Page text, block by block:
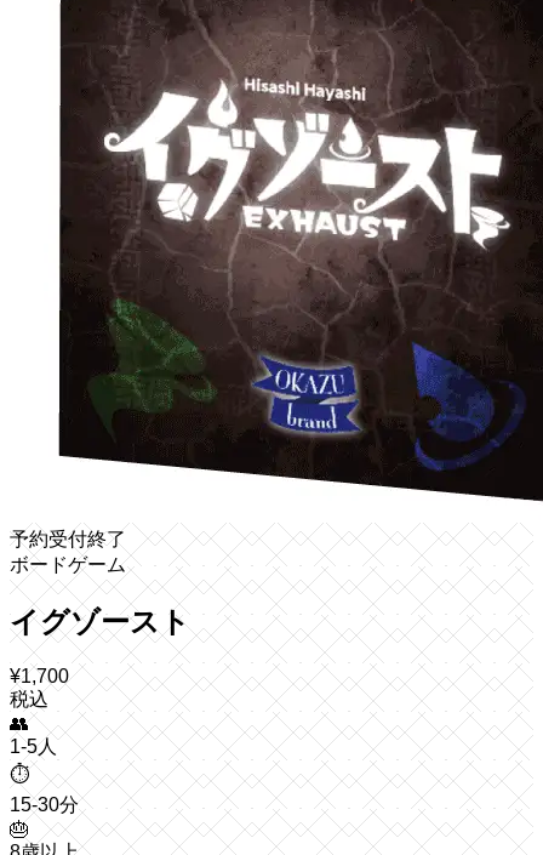
予約受付終了
ボードゲーム
イグゾースト
¥1,700
税込
👥
1-5人
⏱️
15-30分
🎂